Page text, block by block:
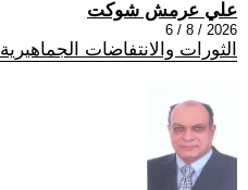
علي عرمش شوكت
2026 / 8 / 6
الثورات والانتفاضات الجماهيرية